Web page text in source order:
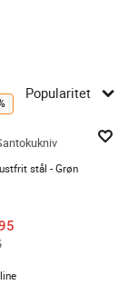
Popularitet
stål - Grøn